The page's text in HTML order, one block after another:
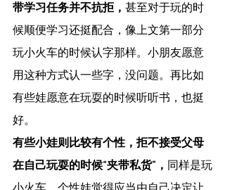
带学习任务并不抗拒， 甚至对于玩的时
候顺便学习还挺配合，像上文第一部分
玩小火车的时候认字那样。小朋友愿意
用这种方式认一些字，没问题。再比如
有些娃愿意在玩耍的时候听听书，也挺
好。
有些小娃则比较有个性，拒不接受父母
在自己玩耍的时候“夹带私货”， 同样是玩